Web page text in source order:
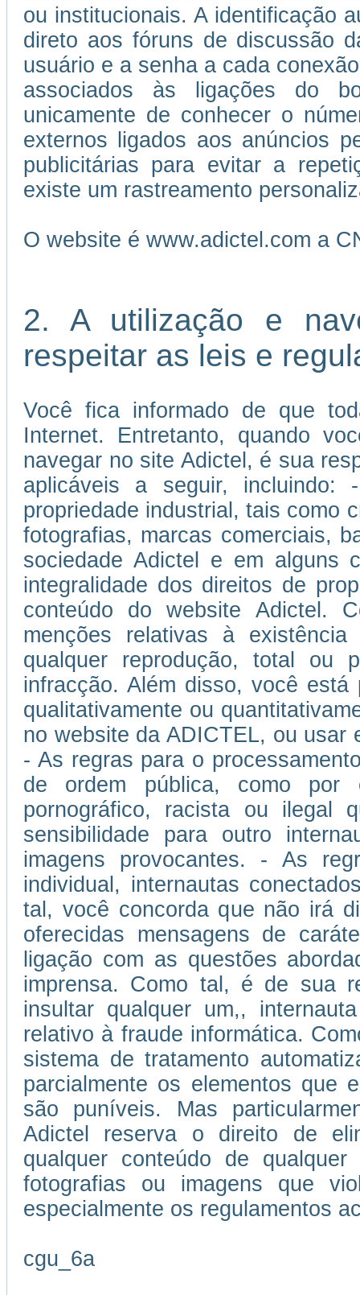
ou institucionais. A identificação
direto aos fóruns de discussão
usuário e a senha a cada
associados às ligações do
unicamente de conhecer o
externos ligados aos anúncios
publicitárias para evitar a
existe um rastreamento
O website é www.adictel.com a
2. A utilização e
respeitar as leis e
Você fica informado de que
Internet. Entretanto, quando
navegar no site Adictel, é sua
aplicáveis a seguir,
propriedade industrial, tais como
fotografias, marcas comerciais,
sociedade Adictel e em alguns
integralidade dos direitos de
conteúdo do website Adictel.
menções relativas à
qualquer reprodução, total ou
infracção. Além disso, você
qualitativamente ou
no website da ADICTEL, ou usar
- As regras para o
de ordem pública, como por
pornográfico, racista ou ilegal
sensibilidade para outro
imagens provocantes. - As
individual, internautas
tal, você concorda que não irá
oferecidas mensagens de
ligação com as questões
imprensa. Como tal, é de sua
insultar qualquer um,,
relativo à fraude informática.
sistema de tratamento
parcialmente os elementos que
são puníveis. Mas
Adictel reserva o direito de
qualquer conteúdo de
fotografias ou imagens que
especialmente os regulamentos
cgu_6a